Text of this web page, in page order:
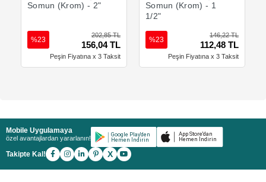
Somun (Krom) - 2"
202,85 TL
156,04 TL
%23
Peşin Fiyatına x 3 Taksit
Somun (Krom) - 1
1/2"
146,22 TL
112,48 TL
%23
Peşin Fiyatına x 3 Taksit
Mobile Uygulamaya
özel avantajlardan yararlanın!
Takipte Kal! X